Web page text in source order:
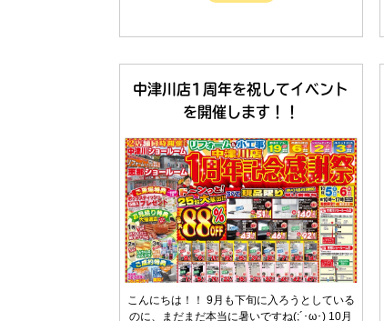
中津川店1周年を祝してイベント
を開催します！！
こんにちは！！ 9月も下旬に入ろうとしている
のに、まだまだ本当に暑いですね(;´･ω･) 10月